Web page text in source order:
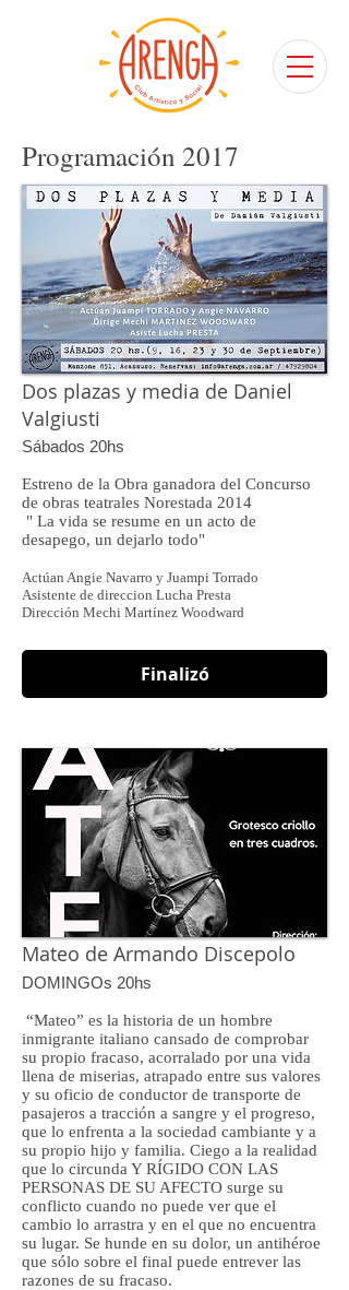
Programación 2017
Dos plazas y media de Daniel
Valgiusti
Sábados 20hs
Estreno de la Obra ganadora del Concurso
de obras teatrales Norestada 2014
" La vida se resume en un acto de
desapego, un dejarlo todo"
Actúan Angie Navarro y Juampi Torrado
Asistente de direccion Lucha Presta
Dirección Mechi Martínez Woodward
Finalizó
Mateo de Armando Discepolo
DOMINGOs 20hs
“Mateo” es la historia de un hombre
inmigrante italiano cansado de comprobar
su propio fracaso, acorralado por una vida
llena de miserias, atrapado entre sus valores
y su oficio de conductor de transporte de
pasajeros a tracción a sangre y el progreso,
que lo enfrenta a la sociedad cambiante y a
su propio hijo y familia. Ciego a la realidad
que lo circunda Y RÍGIDO CON LAS
PERSONAS DE SU AFECTO surge su
conflicto cuando no puede ver que el
cambio lo arrastra y en el que no encuentra
su lugar. Se hunde en su dolor, un antihéroe
que sólo sobre el final puede entrever las
razones de su fracaso.